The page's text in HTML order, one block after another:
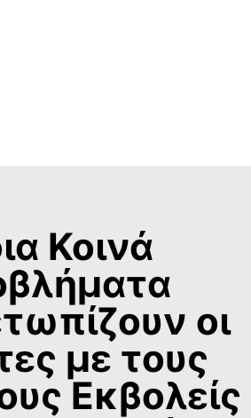
Κοινά
οι
με τους
Εκβολείς